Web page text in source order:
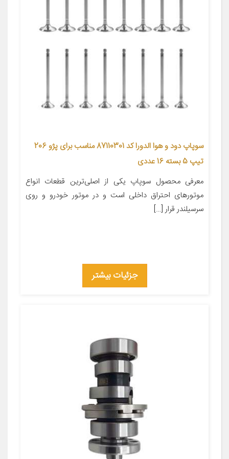
سوپاپ دود و هوا الدورا کد 87110301 مناسب برای پژو 206
تیپ 5 بسته 16 عددی
معرفی محصول سوپاپ یکی از اصلی‌ترین قطعات انواع
موتورهای احتراق داخلی است و در موتور خودرو و روی
سرسیلندر قرار […]
جزئیات بیشتر